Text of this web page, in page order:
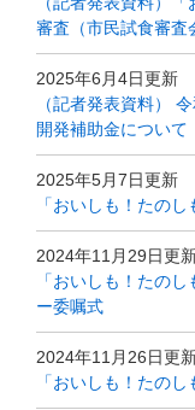
審査（市民試食審査
2025年6月4日更新
（記者発表資料）
開発補助金について
2025年5月7日更新
「おいしも！たの
2024年11月29日更
「おいしも！たの
ー委嘱式
2024年11月26日更
「おいしも！たの